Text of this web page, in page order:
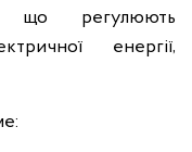
що регулюють
енергії,